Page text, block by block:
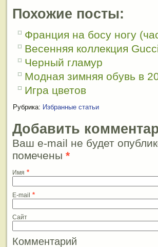
Похожие посты:
Франция на босу ногу
Весенняя коллекция
Черный гламур
Модная зимняя обувь в
Игра цветов
Рубрика: Избранные статьи
Добавить
Ваш e-mail не будет
помечены *
Имя *
E-mail *
Сайт
Комментарий